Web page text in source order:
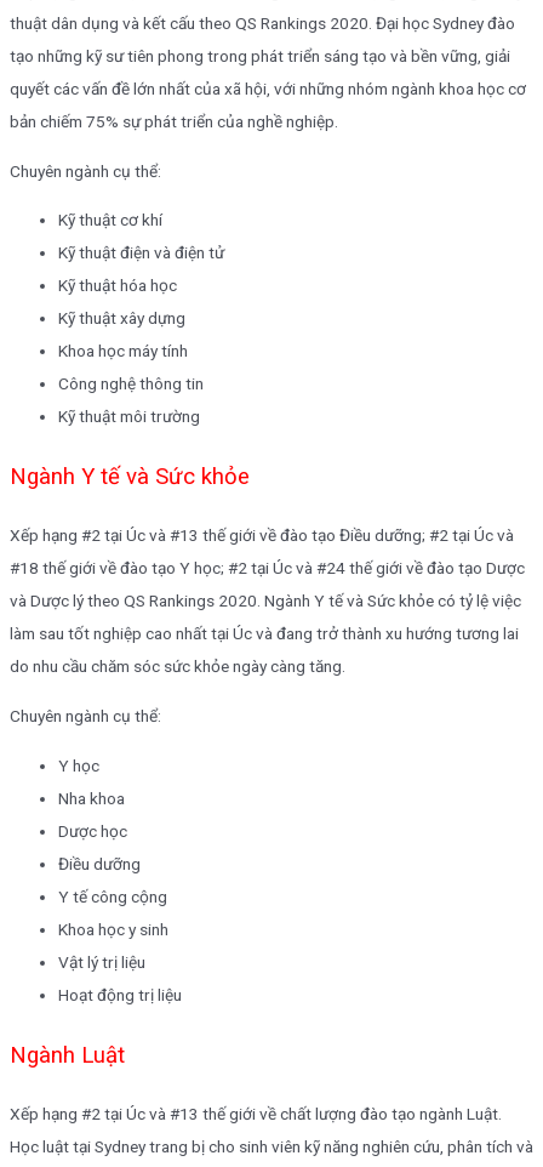
thuật dân dụng và kết cấu theo QS Rankings 2020. Đại học Sydney đào
tạo những kỹ sư tiên phong trong phát triển sáng tạo và bền vững, giải
quyết các vấn đề lớn nhất của xã hội, với những nhóm ngành khoa học cơ
bản chiếm 75% sự phát triển của nghề nghiệp.
Chuyên ngành cụ thể:
Kỹ thuật cơ khí
Kỹ thuật điện và điện tử
Kỹ thuật hóa học
Kỹ thuật xây dựng
Khoa học máy tính
Công nghệ thông tin
Kỹ thuật môi trường
Ngành Y tế và Sức khỏe
Xếp hạng #2 tại Úc và #13 thế giới về đào tạo Điều dưỡng; #2 tại Úc và
#18 thế giới về đào tạo Y học; #2 tại Úc và #24 thế giới về đào tạo Dược
và Dược lý theo QS Rankings 2020. Ngành Y tế và Sức khỏe có tỷ lệ việc
làm sau tốt nghiệp cao nhất tại Úc và đang trở thành xu hướng tương lai
do nhu cầu chăm sóc sức khỏe ngày càng tăng.
Chuyên ngành cụ thể:
Y học
Nha khoa
Dược học
Điều dưỡng
Y tế công cộng
Khoa học y sinh
Vật lý trị liệu
Hoạt động trị liệu
Ngành Luật
Xếp hạng #2 tại Úc và #13 thế giới về chất lượng đào tạo ngành Luật.
Học luật tại Sydney trang bị cho sinh viên kỹ năng nghiên cứu, phân tích và